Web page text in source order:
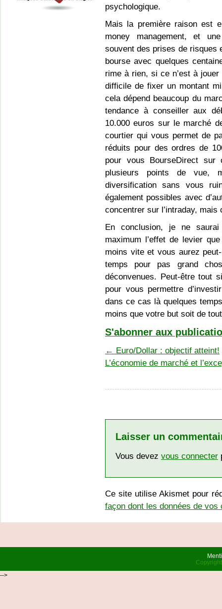
psychologique.
Mais la première raison est
money management, et
souvent des prises de risques
bourse avec quelques
rime à rien, si ce n’est à
difficile de fixer un montant
cela dépend beaucoup du
tendance à conseiller aux
10.000 euros sur le marché
courtier qui vous permet de
réduits pour des ordres de
pour vous BourseDirect
plusieurs points de vue,
diversification sans vous
également possibles avec
concentrer sur l’intraday, mais
En conclusion, je ne
maximum l’effet de levier
moins vite et vous aurez
temps pour pas grand
déconvenues. Peut-être tout
pour vous permettre
dans ce cas là quelques
moins que votre but soit de
S'abonner aux
← Euro/Dollar : objectif atteint!
L’économie de marché et
Laisser un
Vous devez vous connecter
Ce site utilise Akismet pour
façon dont les données de
-->